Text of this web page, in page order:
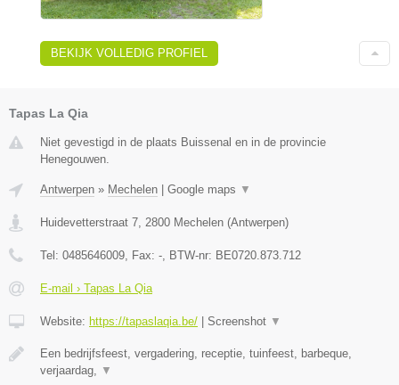
BEKIJK VOLLEDIG PROFIEL
Tapas La Qia
Niet gevestigd in de plaats Buissenal en in de provincie
Henegouwen.
Antwerpen » Mechelen Google maps ▼
Huidevetterstraat 7, 2800 Mechelen (Antwerpen)
Tel: 0485646009, Fax: -, BTW-nr: BE0720.873.712
E-mail › Tapas La Qia
Website: https://tapaslaqia.be/ Screenshot ▼
Een bedrijfsfeest, vergadering, receptie, tuinfeest, barbeque,
verjaardag, ▼